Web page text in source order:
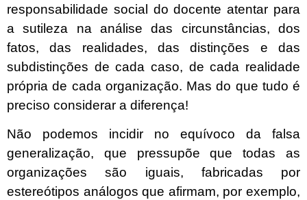
responsabilidade social do docente atentar para
a sutileza na análise das circunstâncias, dos
fatos, das realidades, das distinções e das
subdistinções de cada caso, de cada realidade
própria de cada organização. Mas do que tudo é
preciso considerar a diferença!
Não podemos incidir no equívoco da falsa
generalização, que pressupõe que todas as
organizações são iguais, fabricadas por
estereótipos análogos que afirmam, por exemplo,